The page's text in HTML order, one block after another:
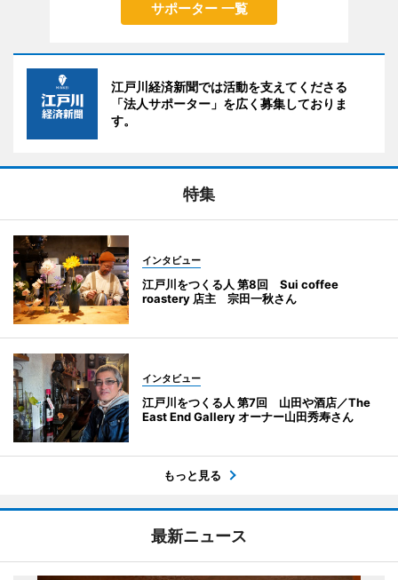
サポーター 一覧
江戸川経済新聞では活動を支えてくださる
「法人サポーター」を広く募集しておりま
す。
特集
インタビュー
江戸川をつくる人 第8回 Sui coffee
roastery 店主 宗田一秋さん
インタビュー
江戸川をつくる人 第7回 山田や酒店／The
East End Gallery オーナー山田秀寿さん
もっと見る
最新ニュース